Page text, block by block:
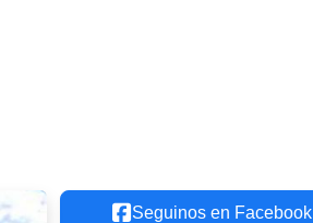
Seguinos en Facebook